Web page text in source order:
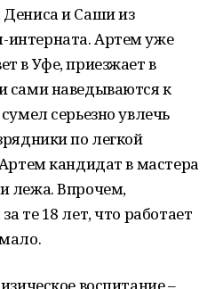
и Саши из
Артем уже
в Уфе, приезжает в
сами наведываются к
серьезно увлечь
по легкой
кандидат в мастера
лежа. Впрочем,
те 18 лет, что работает